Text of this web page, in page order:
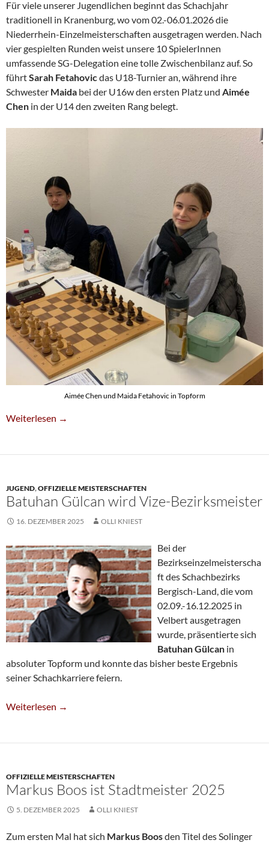
Für viele unserer Jugendlichen beginnt das Schachjahr
traditionell in Kranenburg, wo vom 02.-06.01.2026 die
Niederrhein-Einzelmeisterschaften ausgetragen werden. Nach
vier gespielten Runden weist unsere 10 SpielerInnen
umfassende SG-Delegation eine tolle Zwischenbilanz auf. So
führtSarah Fetahovicdas U18-Turnier an, während ihre
Schwester Maida bei der U16w den ersten Platz und Aimée
Chen in der U14 den zweiten Rang belegt.
Aimée Chen und Maida Fetahovic in Topform
Tolle Halbzeitbilanz Bei Den Niederrhein-
Weiterlesen →
JUGEND,OFFIZIELLE MEISTERSCHAFTEN
Batuhan Gülcan wird Vize-Bezirksmeister
16. DEZEMBER 2025 OLLI KNIEST
Bei der
Bezirkseinzelmeisterscha
ft des Schachbezirks
Bergisch-Land, die vom
02.09.-16.12.2025 in
Velbert ausgetragen
wurde, präsentierte sich
Batuhan Gülcan in
absoluter Topform und konnte das bisher beste Ergebnis
seiner Schachkarriere feiern.
Batuhan Gülcan Wird Vize-Bezirksmeister
Weiterlesen →
OFFIZIELLE MEISTERSCHAFTEN
Markus Boos ist Stadtmeister 2025
5. DEZEMBER 2025 OLLI KNIEST
Zum ersten Mal hat sich Markus Boosden Titel des Solinger